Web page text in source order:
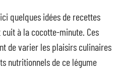
quelques idées de recettes
à la cocotte-minute. Ces
de varier les plaisirs culinaires
nutritionnels de ce légume